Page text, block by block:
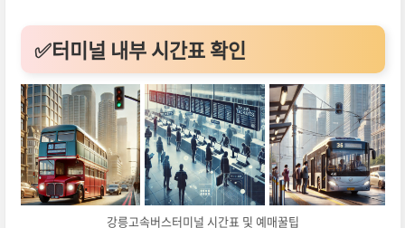
✅터미널 내부 시간표 확인
강릉고속버스터미널 시간표 및 예매꿀팁